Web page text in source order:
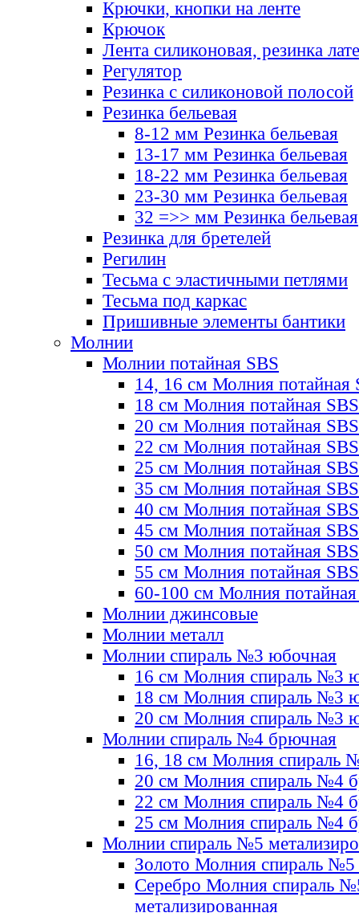
Крючки, кнопки на ленте
Крючок
Лента силиконовая, резинка
Регулятор
Резинка с силиконовой полосой
Резинка бельевая
8-12 мм Резинка бельевая
13-17 мм Резинка бельевая
18-22 мм Резинка бельевая
23-30 мм Резинка бельевая
32 =>> мм Резинка бельевая
Резинка для бретелей
Регилин
Тесьма с эластичными петлями
Тесьма под каркас
Пришивные элементы бантики
Молнии
Молнии потайная SBS
14, 16 см Молния потайная
18 см Молния потайная SBS
20 см Молния потайная SBS
22 см Молния потайная SBS
25 см Молния потайная SBS
35 см Молния потайная SBS
40 см Молния потайная SBS
45 см Молния потайная SBS
50 см Молния потайная SBS
55 см Молния потайная SBS
60-100 см Молния
Молнии джинсовые
Молнии металл
Молнии спираль №3 юбочная
16 см Молния спираль №3
18 см Молния спираль №3
20 см Молния спираль №3
Молнии спираль №4 брючная
16, 18 см Молния спираль
20 см Молния спираль №4
22 см Молния спираль №4
25 см Молния спираль №4
Молнии спираль №5
Золото Молния спираль №5
Серебро Молния спираль
метализированная